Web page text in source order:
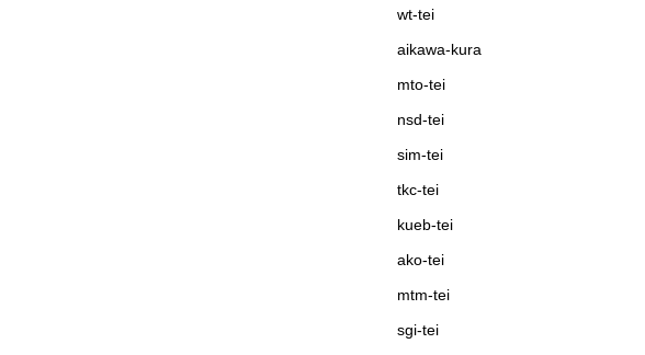
wt-tei
aikawa-kura
mto-tei
nsd-tei
sim-tei
tkc-tei
kueb-tei
ako-tei
mtm-tei
sgi-tei